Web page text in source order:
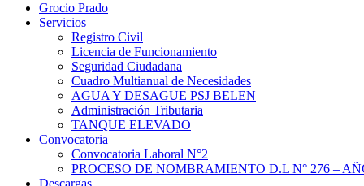
Grocio Prado
Servicios
Registro Civil
Licencia de Funcionamiento
Seguridad Ciudadana
Cuadro Multianual de Necesidades
AGUA Y DESAGUE PSJ BELEN
Administración Tributaria
TANQUE ELEVADO
Convocatoria
Convocatoria Laboral N°2
PROCESO DE NOMBRAMIENTO D.L N° 276 –
Descargas